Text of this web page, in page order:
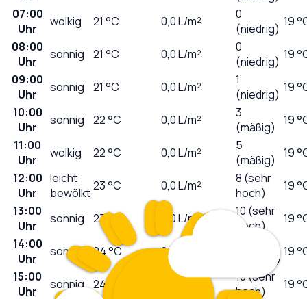
07:00
Uhr
wolkig 21 °C 0,0L/m²
0
(niedrig) 19
08:00
Uhr
sonnig 21 °C 0,0L/m²
0
(niedrig) 19
09:00
Uhr
sonnig 21 °C 0,0L/m²
1
(niedrig) 19
10:00
Uhr
sonnig 22°C 0,0L/m²
3
(mäßig)
19
11:00
Uhr
wolkig 22°C 0,0L/m²
5
(mäßig)
19
12:00
Uhr
leicht
bewölkt23°C 0,0L/m²
8 (sehr
hoch)
19
13:00
Uhr
sonnig 23°C 0,0L/m²
10 (sehr
hoch)
19
14:00
Uhr
sonnig 24°C 0,0
(extrem)19
15:00
Uhr
sonnig 24°C
10 (sehr
hoch)
19